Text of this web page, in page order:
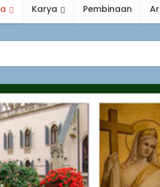
Karya Pembinaan